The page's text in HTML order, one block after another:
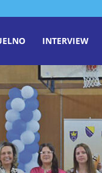
INTERVIEW